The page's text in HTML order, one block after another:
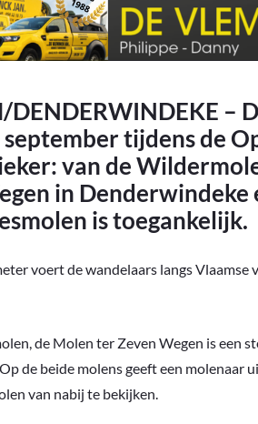
DENDERWINDEKE –
tijdens de
van de
in Denderwindeke
is toegankelijk.
voert de wandelaars langs Vlaamse
de Molen ter Zeven Wegen is een
de beide molens geeft een molenaar
van nabij te bekijken.